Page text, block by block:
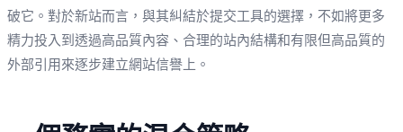
破它。對於新站而言，與其糾結於提交工具的選擇，不如將更多
精力投入到透過高品質內容、合理的站內結構和有限但高品質的
外部引用來逐步建立網站信譽上。